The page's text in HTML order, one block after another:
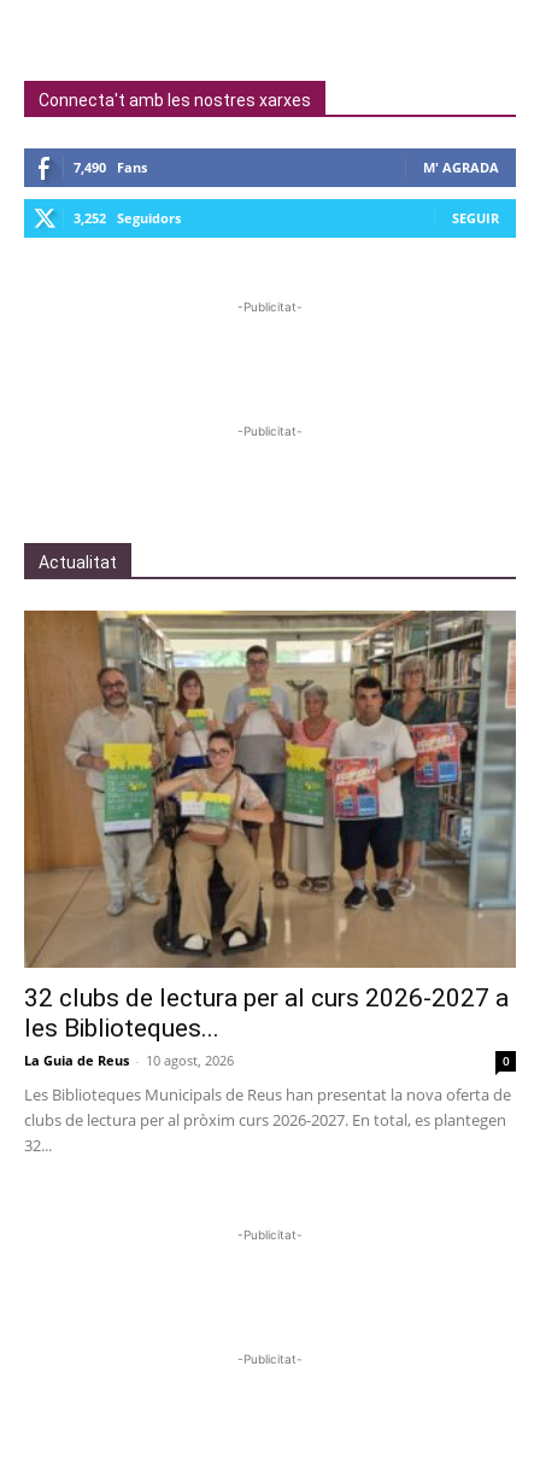
Connecta't amb les nostres xarxes
7,490 Fans M' AGRADA
3,252 Seguidors SEGUIR
-Publicitat-
-Publicitat-
Actualitat
32 clubs de lectura per al curs 2026-2027 a
les Biblioteques...
La Guia de Reus - 10 agost, 2026 0
Les Biblioteques Municipals de Reus han presentat la nova oferta de
clubs de lectura per al pròxim curs 2026-2027. En total, es plantegen
32...
-Publicitat-
-Publicitat-